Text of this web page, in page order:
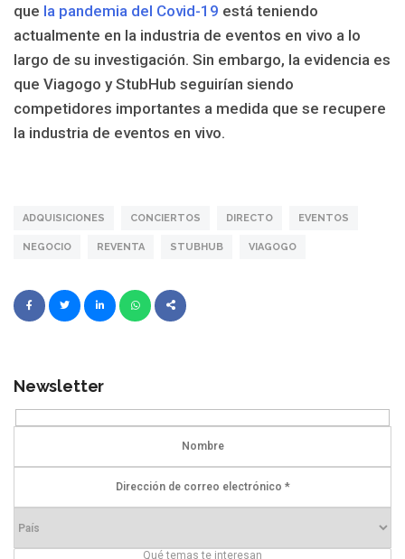
que la pandemia del Covid-19 está teniendo
actualmente en la industria de eventos en vivo a lo
largo de su investigación. Sin embargo, la evidencia es
que Viagogo y StubHub seguirían siendo
competidores importantes a medida que se recupere
la industria de eventos en vivo.
ADQUISICIONES CONCIERTOS DIRECTO EVENTOS
NEGOCIO REVENTA STUBHUB VIAGOGO
Newsletter